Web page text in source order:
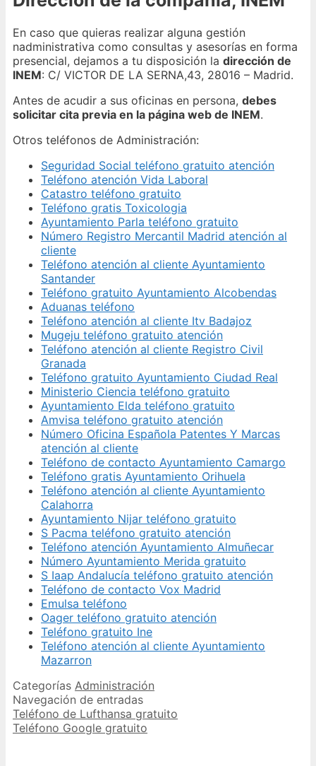
En caso que quieras realizar alguna gestión
nadministrativa como consultas y asesorías en forma
presencial, dejamos a tu disposición la dirección de
INEM: C/ VICTOR DE LA SERNA,43, 28016 – Madrid.
Antes de acudir a sus oficinas en persona, debes
solicitar cita previa en la página web de INEM.
Otros teléfonos de Administración:
Seguridad Social teléfono gratuito atención
Teléfono atención Vida Laboral
Catastro teléfono gratuito
Teléfono gratis Toxicologia
Ayuntamiento Parla teléfono gratuito
Número Registro Mercantil Madrid atención al
cliente
Teléfono atención al cliente Ayuntamiento
Santander
Teléfono gratuito Ayuntamiento Alcobendas
Aduanas teléfono
Teléfono atención al cliente Itv Badajoz
Mugeju teléfono gratuito atención
Teléfono atención al cliente Registro Civil
Granada
Teléfono gratuito Ayuntamiento Ciudad Real
Ministerio Ciencia teléfono gratuito
Ayuntamiento Elda teléfono gratuito
Amvisa teléfono gratuito atención
Número Oficina Española Patentes Y Marcas
atención al cliente
Teléfono de contacto Ayuntamiento Camargo
Teléfono gratis Ayuntamiento Orihuela
Teléfono atención al cliente Ayuntamiento
Calahorra
Ayuntamiento Nijar teléfono gratuito
S Pacma teléfono gratuito atención
Teléfono atención Ayuntamiento Almuñecar
Número Ayuntamiento Merida gratuito
S Iaap Andalucía teléfono gratuito atención
Teléfono de contacto Vox Madrid
Emulsa teléfono
Oager teléfono gratuito atención
Teléfono gratuito Ine
Teléfono atención al cliente Ayuntamiento
Mazarron
Categorías Administración
Navegación de entradas
Teléfono de Lufthansa gratuito
Teléfono Google gratuito